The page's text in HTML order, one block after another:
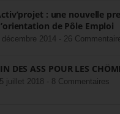
: une nouvelle
de Pôle Emploi
décembre 2014 - 26
DES ASS POUR LES
juillet 2018 - 8 Commentaires